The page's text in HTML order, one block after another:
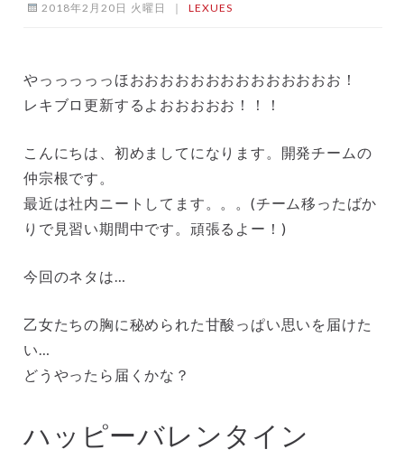
2018年2月20日 火曜日 ｜ LEXUES
やっっっっっほおおおおおおおおおおおおおお！
レキブロ更新するよおおおおお！！！
こんにちは、初めましてになります。開発チームの
仲宗根です。
最近は社内ニートしてます。。。(チーム移ったばか
りで見習い期間中です。頑張るよー！)
今回のネタは…
乙女たちの胸に秘められた甘酸っぱい思いを届けた
い…
どうやったら届くかな？
ハッピーバレンタイン